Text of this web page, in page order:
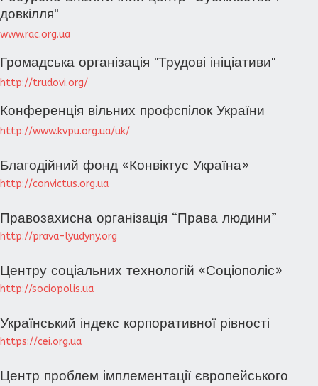
довкілля"
www.rac.org.ua
Громадська організація "Трудові ініціативи"
http://trudovi.org/
Конференцiя вiльних профспiлок України
http://www.kvpu.org.ua/uk/
Благодійний фонд «Конвіктус Україна»
http://convictus.org.ua
Правозахисна організація “Права людини”
http://prava-lyudyny.org
Центру соціальних технологій «Соціополіс»
http://sociopolis.ua
Український індекс корпоративної рівності
https://cei.org.ua
Центр проблем імплементації європейського